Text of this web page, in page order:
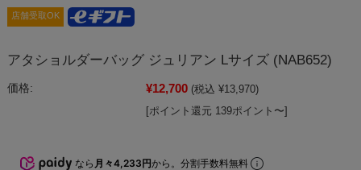
店舗受取OK
アタショルダーバッグ ジュリアン Lサイズ (NAB652)
価格: ¥12,700 (税込 ¥13,970)
[ポイント還元 139ポイント〜]
なら 月々4,233円から。分割手数料無料